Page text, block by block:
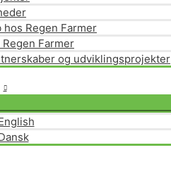
hos Regen Farmer
Regen Farmer
og udviklingsprojekter